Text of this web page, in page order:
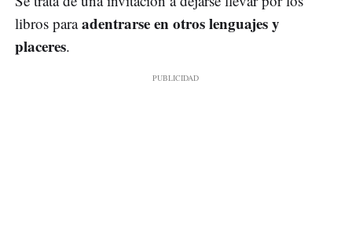
libros paraadentrarse en otros lenguajes y
placeres.